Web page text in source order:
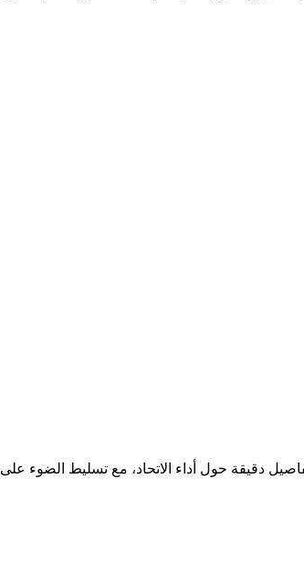
دقيقة حول أداء الاتحاد، مع تسليط الضوء